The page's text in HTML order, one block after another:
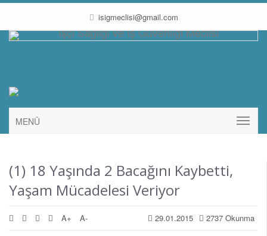
isigmeclisi@gmail.com
MENÜ
(1) 18 Yaşında 2 Bacağını Kaybetti,
Yaşam Mücadelesi Veriyor
2737 Okunma
29.01.2015
A+ A-